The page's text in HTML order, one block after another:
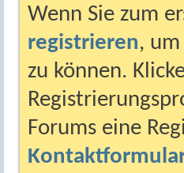
Wenn Sie zum
registrieren,
zu können.
Forums eine